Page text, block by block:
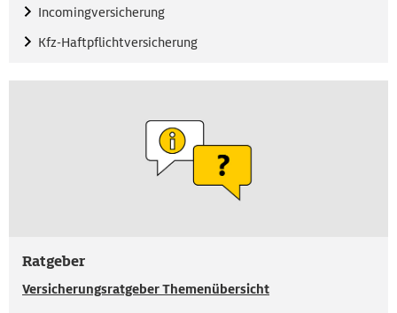
Incomingversicherung
Kfz-Haftpflichtversicherung
Ratgeber
Versicherungsratgeber Themenübersicht